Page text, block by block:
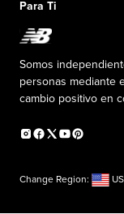
Reconsidered
Liderazgo
Fundación New
Carreras
La PISTA en New
Sala de prensa
Información sobre el
Para Ti
Descuentos
Programa de
Productos
Declaración de
Somos
personas mediante
cambio positivo en
Change Region: US